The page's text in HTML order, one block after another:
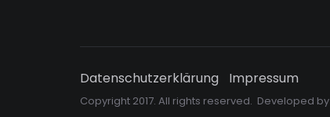
Datenschutzerklärung Impressum
Copyright 2017. All rights reserved. Developed by